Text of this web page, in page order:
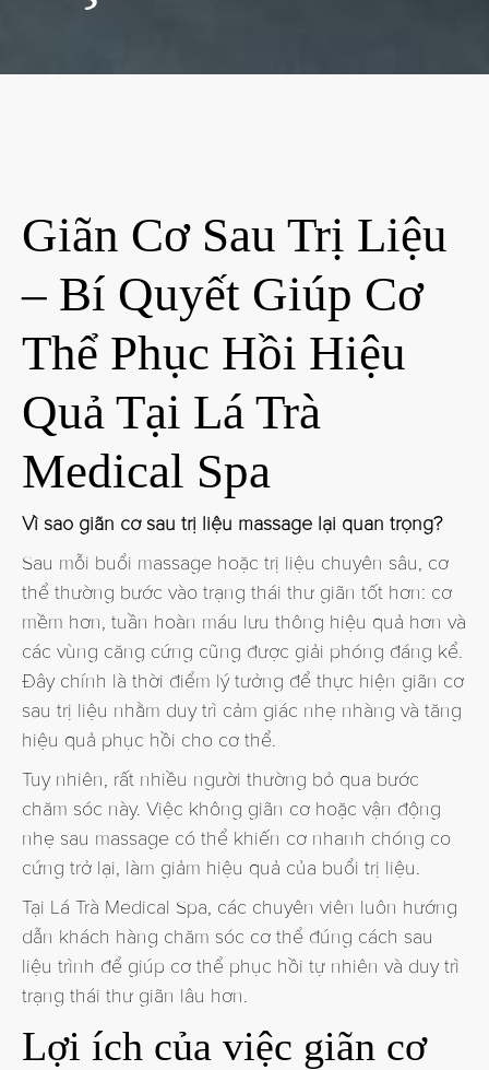
Giãn Cơ Sau Trị Liệu
– Bí Quyết Giúp Cơ
Thể Phục Hồi Hiệu
Quả Tại Lá Trà
Medical Spa
Vì sao giãn cơ sau trị liệu massage lại quan trọng?
Sau mỗi buổi massage hoặc trị liệu chuyên sâu, cơ
thể thường bước vào trạng thái thư giãn tốt hơn: cơ
mềm hơn, tuần hoàn máu lưu thông hiệu quả hơn và
các vùng căng cứng cũng được giải phóng đáng kể.
Đây chính là thời điểm lý tưởng để thực hiện giãn cơ
sau trị liệu nhằm duy trì cảm giác nhẹ nhàng và tăng
hiệu quả phục hồi cho cơ thể.
Tuy nhiên, rất nhiều người thường bỏ qua bước
chăm sóc này. Việc không giãn cơ hoặc vận động
nhẹ sau massage có thể khiến cơ nhanh chóng co
cứng trở lại, làm giảm hiệu quả của buổi trị liệu.
Tại Lá Trà Medical Spa, các chuyên viên luôn hướng
dẫn khách hàng chăm sóc cơ thể đúng cách sau
liệu trình để giúp cơ thể phục hồi tự nhiên và duy trì
trạng thái thư giãn lâu hơn.
Lợi ích của việc giãn cơ